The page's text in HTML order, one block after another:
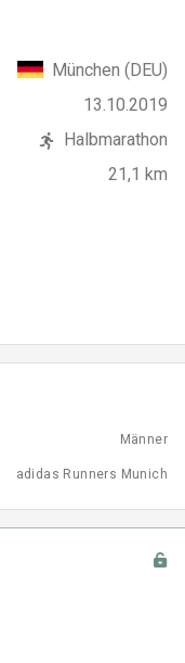
München (DEU)
13.10.2019
Halbmarathon
21,1 km
Männer
adidas Runners Munich